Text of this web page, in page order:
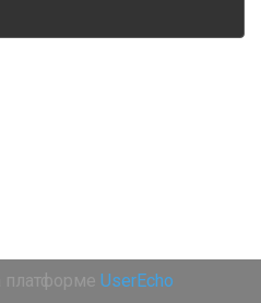
платформе UserEcho